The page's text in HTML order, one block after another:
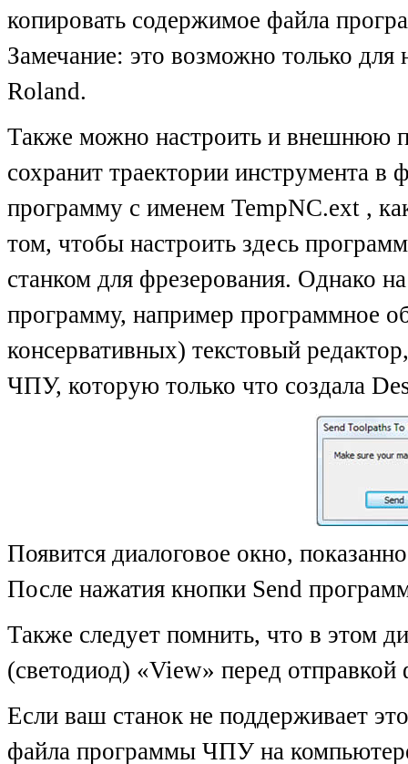
копировать содержимое файла
Замечание: это возможно только для
Roland.
Также можно настроить и внешнюю
сохранит траектории инструмента
программу с именем TempNC.ext ,
том, чтобы настроить здесь
станком для фрезерования. Однако
программу, например программное
консервативных) текстовый
ЧПУ, которую только что создала
Появится диалоговое окно,
После нажатия кнопки Send
Также следует помнить, что в этом
(светодиод) «View» перед
Если ваш станок не поддерживает
файла программы ЧПУ на